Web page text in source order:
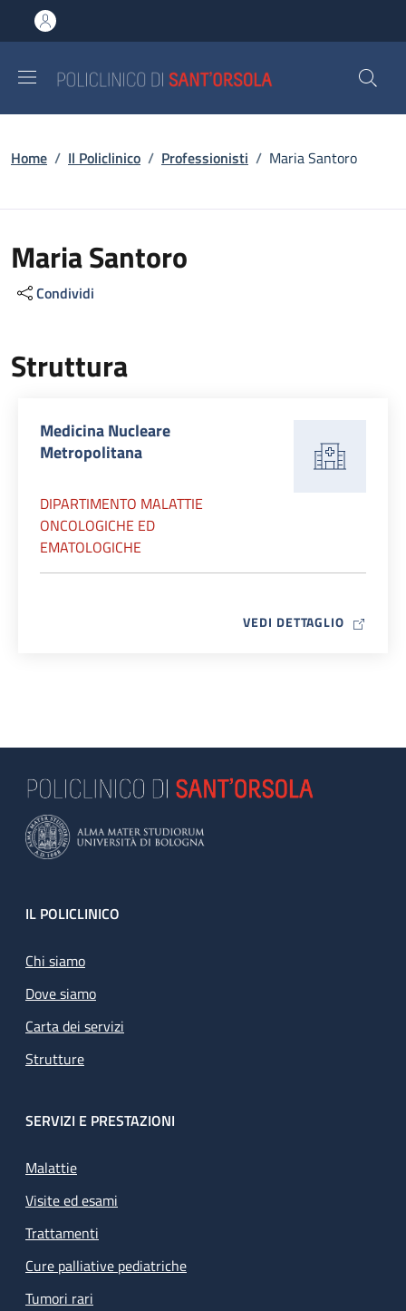
al contenuto principale
to footer content
Briciole di pane
Home / Il Policlinico / Professionisti / Maria Santoro
Maria Santoro
Condividi
Struttura
Medicina Nucleare
Metropolitana
DIPARTIMENTO MALATTIE
ONCOLOGICHE ED
EMATOLOGICHE
VEDI DETTAGLIO MAP ICON
Footer
IL POLICLINICO
Chi siamo
Dove siamo
Carta dei servizi
Strutture
SERVIZI E PRESTAZIONI
Malattie
Visite ed esami
Trattamenti
Cure palliative pediatriche
Tumori rari